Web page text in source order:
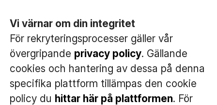
Vi värnar om din integritet
För rekryteringsprocesser gäller vår
övergripande privacy policy. Gällande
cookies och hantering av dessa på denna
specifika plattform tillämpas den cookie
policy du hittar här på plattformen. För